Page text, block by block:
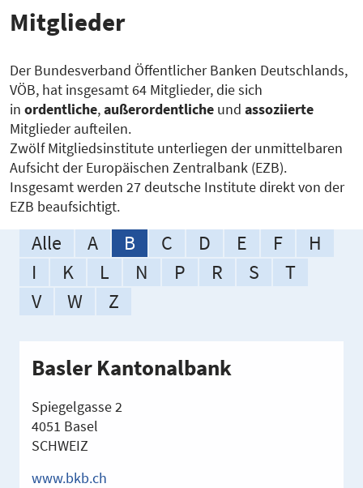
Mitglieder
Der Bundesverband Öffentlicher Banken Deutschlands,
VÖB, hat insgesamt 64 Mitglieder, die sich
in ordentliche,außerordentliche und assoziierte
Mitglieder aufteilen.
Zwölf Mitgliedsinstitute unterliegen der unmittelbaren
Aufsicht der Europäischen Zentralbank (EZB).
Insgesamt werden 27 deutsche Institute direkt von der
EZB beaufsichtigt.
Alle A B C D E F
H
I
K L N P R S
T
V
W Z
Basler Kantonalbank
Spiegelgasse 2
4051 Basel
SCHWEIZ
www.bkb.ch